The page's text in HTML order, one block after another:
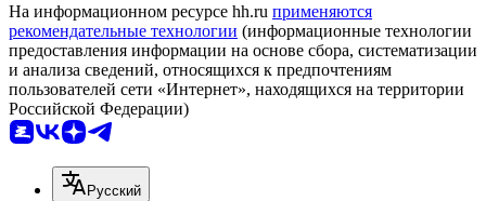
На информационном ресурсе hh.ru применяются
рекомендательные технологии (информационные технологии
предоставления информации на основе сбора, систематизации
и анализа сведений, относящихся к предпочтениям
пользователей сети «Интернет», находящихся на территории
Российской Федерации)
Русский